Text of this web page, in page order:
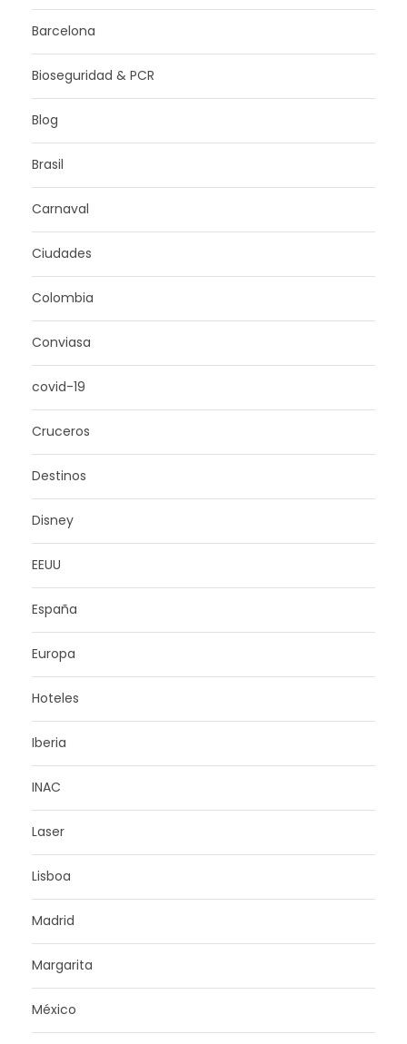
Barcelona
Bioseguridad & PCR
Blog
Brasil
Carnaval
Ciudades
Colombia
Conviasa
covid-19
Cruceros
Destinos
Disney
EEUU
España
Europa
Hoteles
Iberia
INAC
Laser
Lisboa
Madrid
Margarita
México